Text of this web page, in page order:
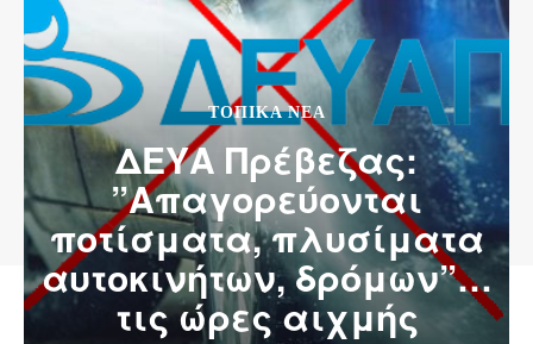
ΤΟΠΙΚΆ ΝΈΑ
ΔΕΥΑ Πρέβεζας:
”Απαγορεύονται
ποτίσματα, πλυσίματα
αυτοκινήτων, δρόμων”…
τις ώρες αιχμής